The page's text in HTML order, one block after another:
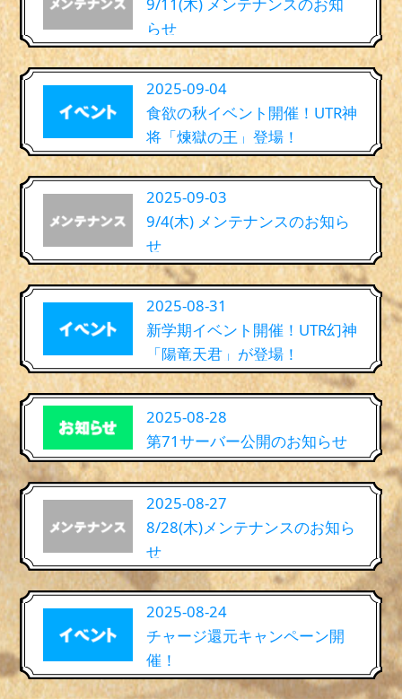
らせ
2025-09-04
食欲の秋イベント開催！UTR神
将「煉獄の王」登場！
2025-09-03
9/4(木) メンテナンスのお知ら
せ
2025-08-31
新学期イベント開催！UTR幻神
「陽竜天君」が登場！
2025-08-28
第71サーバー公開のお知らせ
2025-08-27
8/28(木)メンテナンスのお知ら
せ
2025-08-24
チャージ還元キャンペーン開
催！